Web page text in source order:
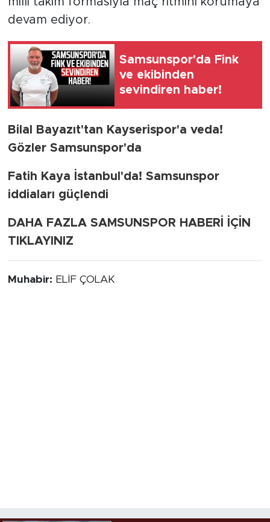
devam ediyor.
Samsunspor'da Fink
ve ekibinden
sevindiren haber!
Bilal Bayazıt'tan Kayserispor'a veda!
Gözler Samsunspor'da
Fatih Kaya İstanbul'da! Samsunspor
iddiaları güçlendi
DAHA FAZLA SAMSUNSPOR HABERİ İÇİN
TIKLAYINIZ
Muhabir: ELİF ÇOLAK